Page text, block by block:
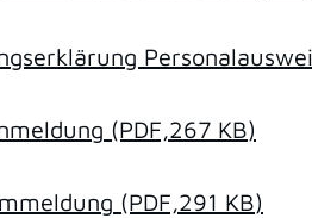
(PDF,267 KB)
(PDF,291 KB)